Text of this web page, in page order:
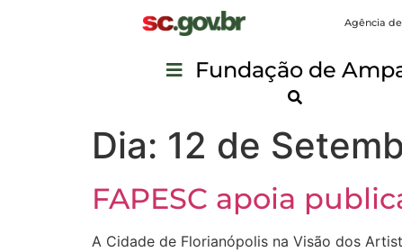
Agência
Fundação de
Dia: 12 de
FAPESC apoia
A Cidade de Florianópolis na Visão dos